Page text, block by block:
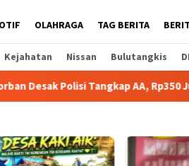
OLAHRAGA TAG BERITA
Kejahatan Nissan Bulutangkis
AA, Rp350 Juta Diduga Raib